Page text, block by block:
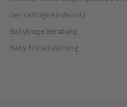
Der richtige Kindersitz
Babytrage Beratung
Baby Erstaustattung